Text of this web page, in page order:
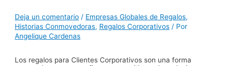
Deja un comentario / Empresas Globales de Regalos,
Historias Conmovedoras, Regalos Corporativos / Por
Angelique Cardenas
Los regalos para Clientes Corporativos son una forma